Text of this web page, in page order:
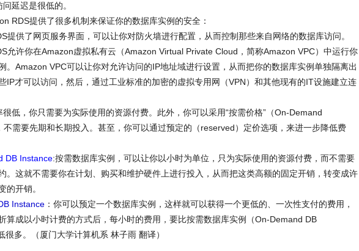
延迟是很低的。
RDS提供了很多机制来保证你的数据库实例的安全：
提供了网页服务界面，可以让你对防火墙进行配置，从而控制那些来自网络的数据库访问。
允许你在Amazon虚拟私有云（Amazon Virtual Private Cloud，简称Amazon VPC）中运行你
。Amazon VPC可以让你对允许访问的IP地址域进行设置，从而把你的数据库实例单独隔离出
IP才可以访问，然后，通过工业标准的加密的虚拟专用网（VPN）和其他现有的IT设施建立连
很低，你只需要为实际使用的资源付费。此外，你可以采用“按需价格”（On-Demand
不需要先期和长期投入。甚至，你可以通过预定的（reserved）定价选项，来进一步降低费
DB Instance:按需数据库实例，可以让你以小时为单位，只为实际使用的资源付费，而不需要
。这就不需要你在计划、购买和维护硬件上进行投入，从而把这类高额的固定开销，转变成许
的开销。
Instance ：你可以预定一个数据库实例，这样就可以获得一个更低的、一次性支付的费用，
算成以小时计费的方式后，每小时的费用，要比按需数据库实例（On-Demand DB
很多。（厦门大学计算机系 林子雨 翻译）